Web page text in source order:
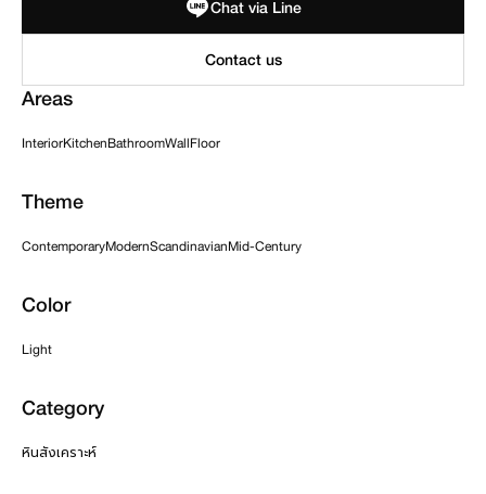
Chat via Line
Areas
InteriorKitchenBathroomWallFloor
Theme
ContemporaryModernScandinavianMid-Century
Color
Light
Category
หินสังเคราะห์